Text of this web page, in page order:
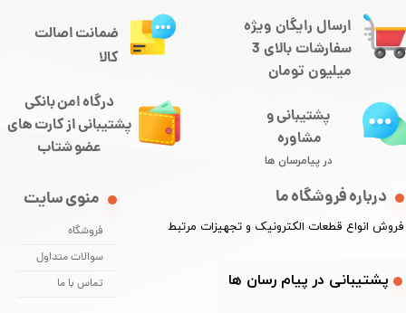
ارسال رایگان ویژه
سفارشات بالای 3
میلیون تومان
درباره فروشگاه ما
​فروش انواع قطعات الکترونیک و تجهیزات مرتبط
منوی سایت
فروشگاه
سوالات متداول
تماس با ما
​​پشتیبانی در پیام رسان ها
درگاه امن بانکی
​​​​​​پشتیبانی از کارت های
​​​​​​​عضو شتاب
پشتیبانی و
مشاوره
در پیامرسان ها
ضمانت اصالت
کالا